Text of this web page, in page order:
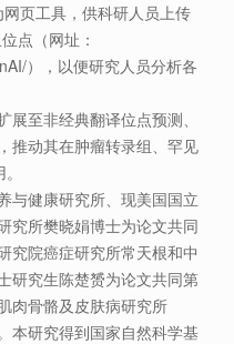
页工具，供科研人员上传
点（网址：
），以便研究人员分析各
至非经典翻译位点预测、
推动其在肿瘤转录组、罕见
与健康研究所、现美国国立
究所樊晓娟博士为论文共同
究院癌症研究所常天根和中
研究生陈楚赟为论文共同第
肉骨骼及皮肤病研究所
本研究得到国家自然科学基